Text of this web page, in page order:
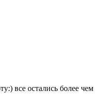
все остались более чем